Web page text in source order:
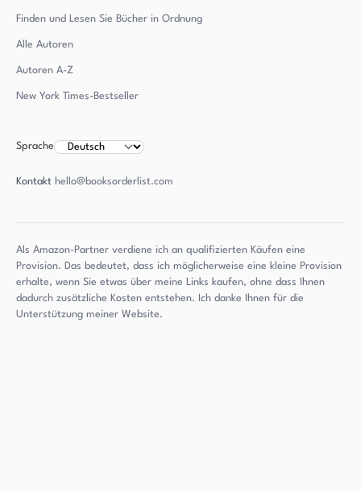
Finden und Lesen Sie Bücher in Ordnung
Alle Autoren
Autoren A-Z
New York Times-Bestseller
Sprache
Kontakt hello@booksorderlist.com
Als Amazon-Partner verdiene ich an qualifizierten Käufen eine
Provision. Das bedeutet, dass ich möglicherweise eine kleine Provision
erhalte, wenn Sie etwas über meine Links kaufen, ohne dass Ihnen
dadurch zusätzliche Kosten entstehen. Ich danke Ihnen für die
Unterstützung meiner Website.